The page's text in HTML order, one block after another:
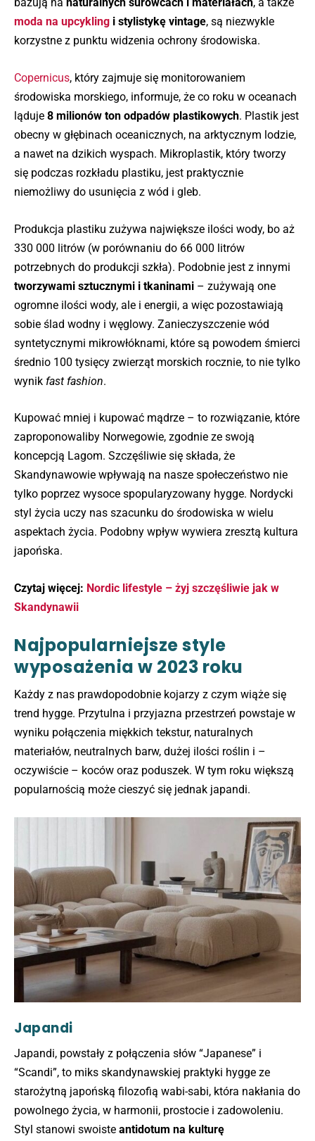
bazują na naturalnych surowcach i materiałach, a także
moda na upcykling i stylistykę vintage, są niezwykle
korzystne z punktu widzenia ochrony środowiska.
Copernicus, który zajmuje się monitorowaniem
środowiska morskiego, informuje, że co roku w oceanach
ląduje 8 milionów ton odpadów plastikowych. Plastik jest
obecny w głębinach oceanicznych, na arktycznym lodzie,
a nawet na dzikich wyspach. Mikroplastik, który tworzy
się podczas rozkładu plastiku, jest praktycznie
niemożliwy do usunięcia z wód i gleb.
Produkcja plastiku zużywa największe ilości wody, bo aż
330 000 litrów (w porównaniu do 66 000 litrów
potrzebnych do produkcji szkła). Podobnie jest z innymi
tworzywami sztucznymi i tkaninami – zużywają one
ogromne ilości wody, ale i energii, a więc pozostawiają
sobie ślad wodny i węglowy. Zanieczyszczenie wód
syntetycznymi mikrowłóknami, które są powodem śmierci
średnio 100 tysięcy zwierząt morskich rocznie, to nie tylko
wynik fast fashion.
Kupować mniej i kupować mądrze – to rozwiązanie, które
zaproponowaliby Norwegowie, zgodnie ze swoją
koncepcją Lagom. Szczęśliwie się składa, że
Skandynawowie wpływają na nasze społeczeństwo nie
tylko poprzez wysoce spopularyzowany hygge. Nordycki
styl życia uczy nas szacunku do środowiska w wielu
aspektach życia. Podobny wpływ wywiera zresztą kultura
japońska.
Czytaj więcej: Nordic lifestyle – żyj szczęśliwie jak w
Skandynawii
Najpopularniejsze style
wyposażenia w 2023 roku
Każdy z nas prawdopodobnie kojarzy z czym wiąże się
trend hygge. Przytulna i przyjazna przestrzeń powstaje w
wyniku połączenia miękkich tekstur, naturalnych
materiałów, neutralnych barw, dużej ilości roślin i –
oczywiście – koców oraz poduszek. W tym roku większą
popularnością może cieszyć się jednak japandi.
Japandi
Japandi, powstały z połączenia słów “Japanese” i
“Scandi”, to miks skandynawskiej praktyki hygge ze
starożytną japońską filozofią wabi-sabi, która nakłania do
powolnego życia, w harmonii, prostocie i zadowoleniu.
Styl stanowi swoiste antidotum na kulturę